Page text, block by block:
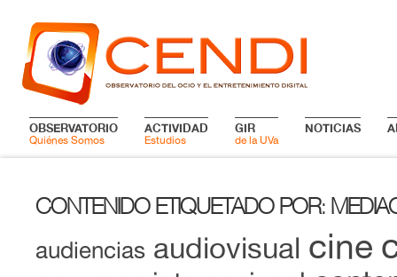
OBSERVATORIO
Quiénes Somos
ACTIVIDAD
Estudios
GIR
de la UVa
NOTICIAS
CONTENIDO ETIQUETADO POR:
audiencias audiovisual cine